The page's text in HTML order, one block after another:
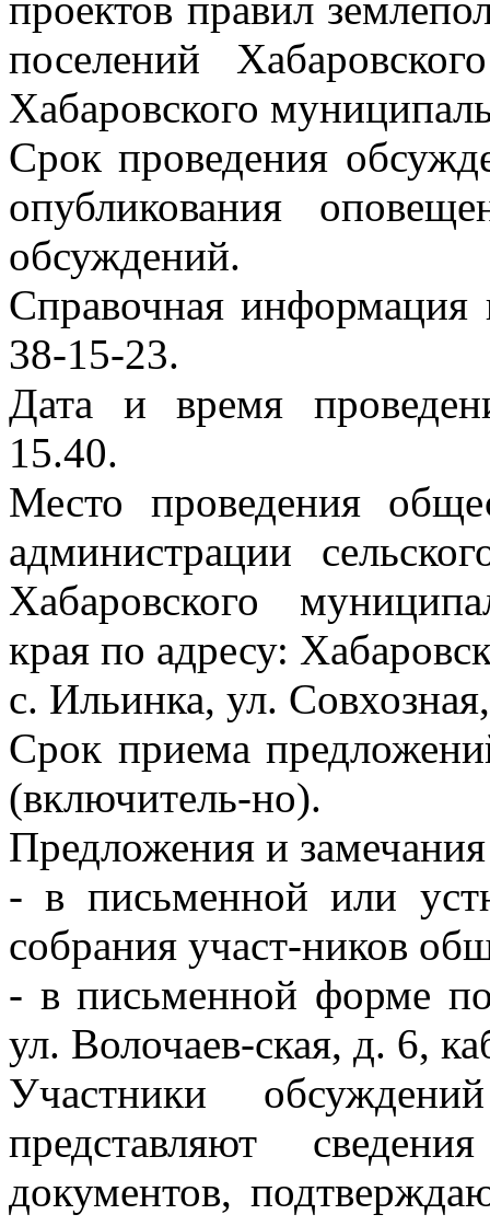
поселений
Хабаровского
Срок проведения
опубликования
обсуждений.
Справочная информация
38-15-23.
Дата и время
15.40.
Место проведения
администрации
Хабаровского
края по адресу:
с. Ильинка, ул.
Срок приема
(включитель-но).
Предложения и
- в письменной или
собрания участ-ников
- в письменной форме
ул. Волочаев-ская, д. 6,
Участники
представляют
документов,